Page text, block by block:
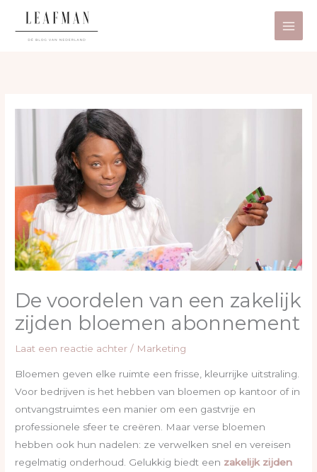
De voordelen van een zakelijk
zijden bloemen abonnement
Laat een reactie achter / Marketing
Bloemen geven elke ruimte een frisse, kleurrijke uitstraling.
Voor bedrijven is het hebben van bloemen op kantoor of in
ontvangstruimtes een manier om een gastvrije en
professionele sfeer te creëren. Maar verse bloemen
hebben ook hun nadelen: ze verwelken snel en vereisen
regelmatig onderhoud. Gelukkig biedt een zakelijk zijden